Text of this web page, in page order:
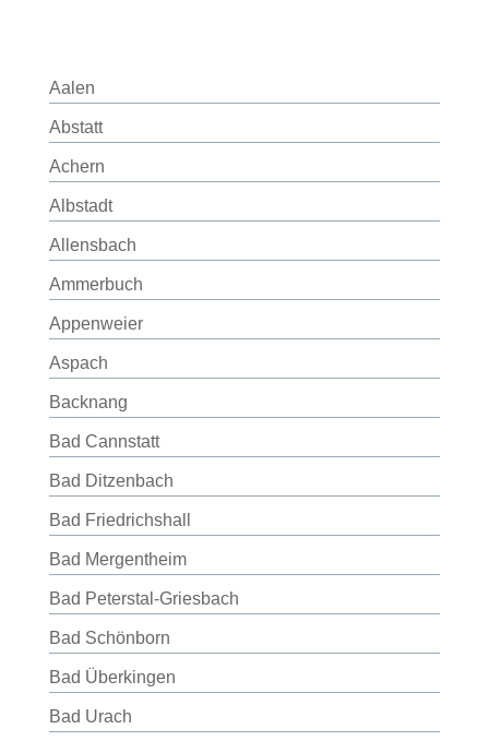
Aalen
Abstatt
Achern
Albstadt
Allensbach
Ammerbuch
Appenweier
Aspach
Backnang
Bad Cannstatt
Bad Ditzenbach
Bad Friedrichshall
Bad Mergentheim
Bad Peterstal-Griesbach
Bad Schönborn
Bad Überkingen
Bad Urach